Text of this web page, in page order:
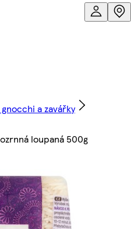
a zavářky
loupaná 500g